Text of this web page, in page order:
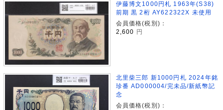
伊藤博文1000円札 1963年(S38)
前期 黒 2桁 AY622322X 未使用
会員価格(税別)：
2,600
円
北里柴三郎 新1000円札 2024年銘
珍番 AD000004/完未品/新紙幣記
念
会員価格(税別)：